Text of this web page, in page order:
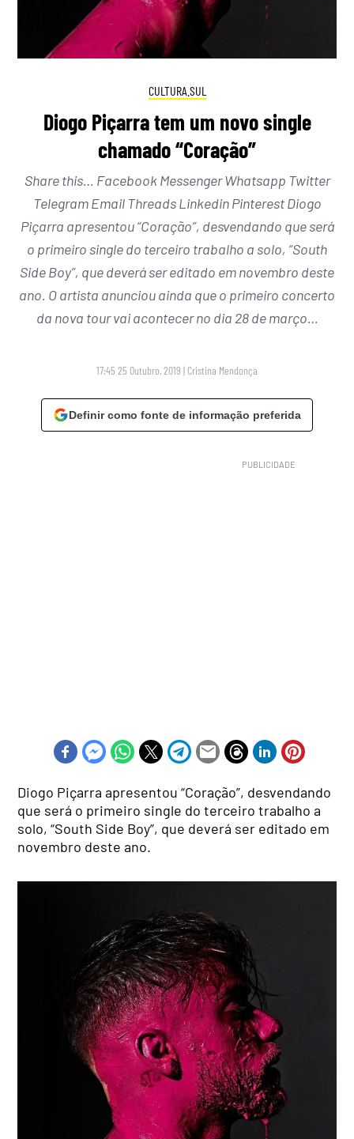
CULTURA.SUL
Diogo Piçarra tem um novo single
chamado “Coração”
Share this… Facebook Messenger Whatsapp Twitter
Telegram Email Threads Linkedin Pinterest Diogo
Piçarra apresentou “Coração”, desvendando que será
o primeiro single do terceiro trabalho a solo, “South
Side Boy”, que deverá ser editado em novembro deste
ano. O artista anunciou ainda que o primeiro concerto
da nova tour vai acontecer no dia 28 de março…
17:45 25 Outubro, 2019 | Cristina Mendonça
Definir como fonte de informação preferida
Diogo Piçarra apresentou “Coração”, desvendando
que será o primeiro single do terceiro trabalho a
solo, “South Side Boy”, que deverá ser editado em
novembro deste ano.